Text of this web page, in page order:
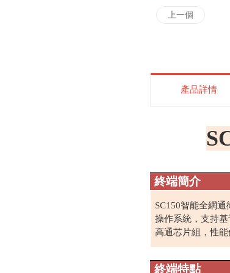
上一個
產品詳情
終端簡介
SC150智能全網通
操作系統，支持
高通芯片組，性能
終端特點